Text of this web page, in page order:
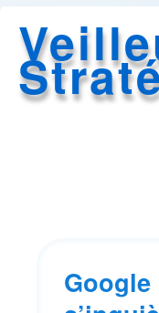
Google